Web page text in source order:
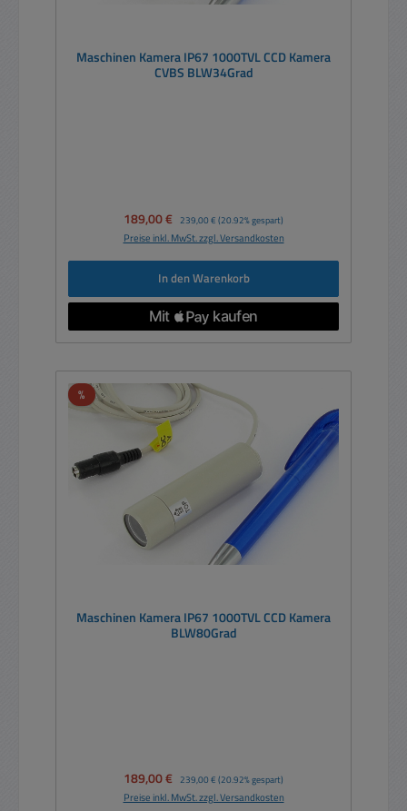
Maschinen Kamera IP67 1000TVL CCD Kamera
CVBS BLW34Grad
Verkaufspreis:
189,00 € Regulärer Preis:
239,00 € (20.92% gespart)
Preise inkl. MwSt. zzgl. Versandkosten
In den Warenkorb
%Rabatt
Maschinen Kamera IP67 1000TVL CCD Kamera
BLW80Grad
Verkaufspreis:
189,00 € Regulärer Preis:
239,00 € (20.92% gespart)
Preise inkl. MwSt. zzgl. Versandkosten